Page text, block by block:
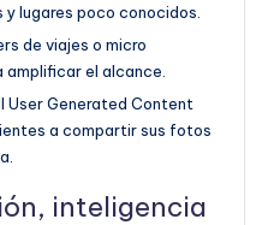
lugares poco conocidos.
de viajes o micro
el alcance.
User Generated Content
a compartir sus fotos
inteligencia